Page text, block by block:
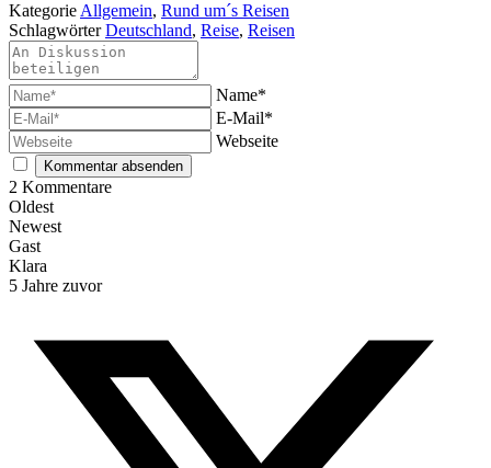
Kategorie Allgemein, Rund um´s Reisen
SchlagwörterDeutschland, Reise, Reisen
Name*
E-Mail*
Webseite
2 Kommentare
Oldest
Newest
Gast
Klara
5 Jahre zuvor